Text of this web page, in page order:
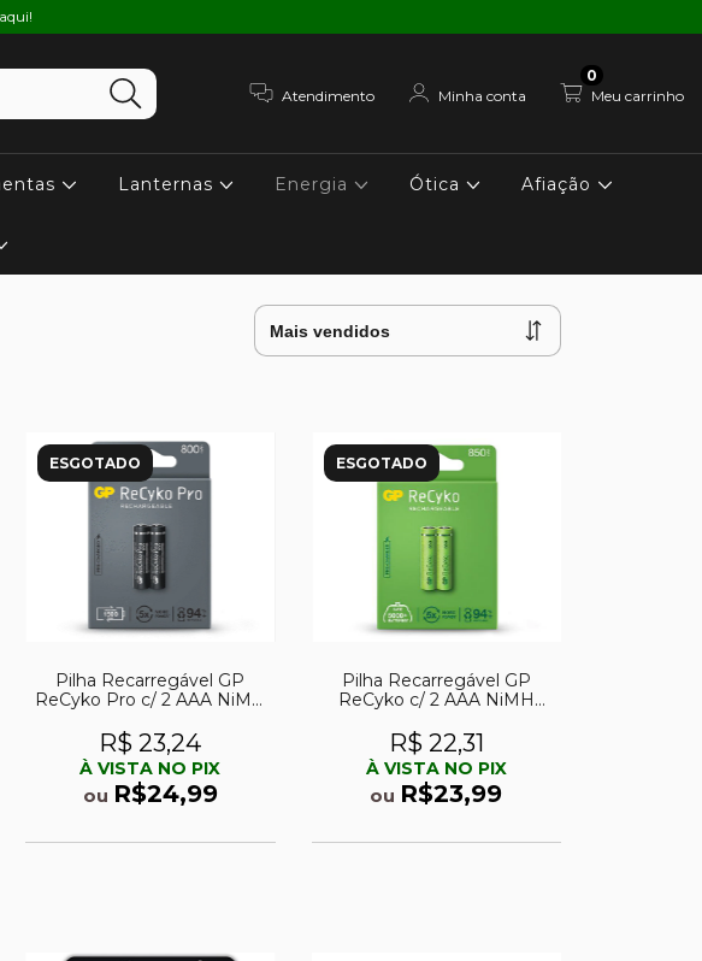
Atendimento Minha conta Meu carrinho
0
Lanternas Energia Ótica Afiação
ESGOTADO
Pilha Recarregável GP
ReCyko Pro c/ 2 AAA NiMH
R$ 23,24
À VISTA NO PIX
ou R$24,99
ESGOTADO
Pilha Recarregável GP
ReCyko c/ 2 AAA NiMH
R$ 22,31
À VISTA NO PIX
ou R$23,99